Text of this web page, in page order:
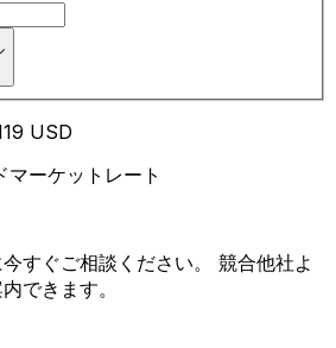
USD
ーケットレート
すぐご相談ください。 競合他社よ
できます。